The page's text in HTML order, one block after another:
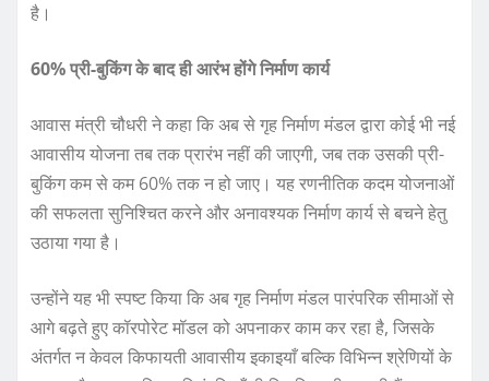
है।
60% प्री-बुकिंग के बाद ही आरंभ होंगे निर्माण कार्य
आवास मंत्री चौधरी ने कहा कि अब से गृह निर्माण मंडल द्वारा कोई भी नई
आवासीय योजना तब तक प्रारंभ नहीं की जाएगी, जब तक उसकी प्री-
बुकिंग कम से कम 60% तक न हो जाए। यह रणनीतिक कदम योजनाओं
की सफलता सुनिश्चित करने और अनावश्यक निर्माण कार्य से बचने हेतु
उठाया गया है।
उन्होंने यह भी स्पष्ट किया कि अब गृह निर्माण मंडल पारंपरिक सीमाओं से
आगे बढ़ते हुए कॉरपोरेट मॉडल को अपनाकर काम कर रहा है, जिसके
अंतर्गत न केवल किफायती आवासीय इकाइयाँ बल्कि विभिन्न श्रेणियों के